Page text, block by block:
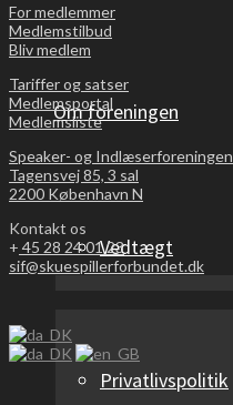
Om foreningen
Vedtægt
Privatlivspolitik
For medlemmer
Medlemstilbud
Bliv medlem
Tariffer og satser
Medlemsportal
Medlemsliste
Speaker- og Indlæserforeningen
Tagensvej 85, 3 sal
2200 København N
Kontakt os
+ 45 28 24 01 23
sif@skuespillerforbundet.dk